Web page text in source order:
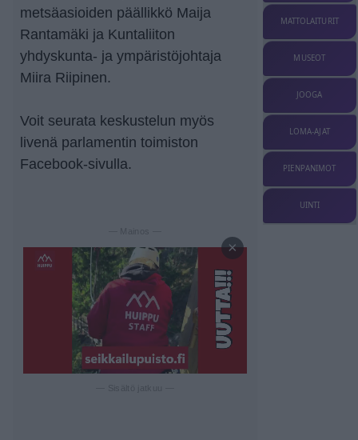
metsäasioiden päällikkö Maija
Rantamäki ja Kuntaliiton
yhdyskunta- ja ympäristöjohtaja
Miira Riipinen.
Voit seurata keskustelun myös
livenä parlamentin toimiston
Facebook-sivulla.
— Mainos —
×
MATTOLAITURIT
MUSEOT
JOOGA
LOMA-AJAT
PIENPANIMOT
UINTI